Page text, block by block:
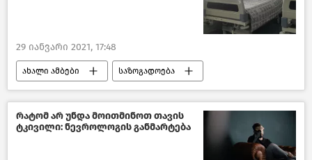
29 იანვარი 2021, 17:48
ახალი ამბები საზოგადოება
საქართველო COVID-19
რატომ არ უნდა მოითმინოთ თავის
ტკივილი: ნევროლოგის განმარტება